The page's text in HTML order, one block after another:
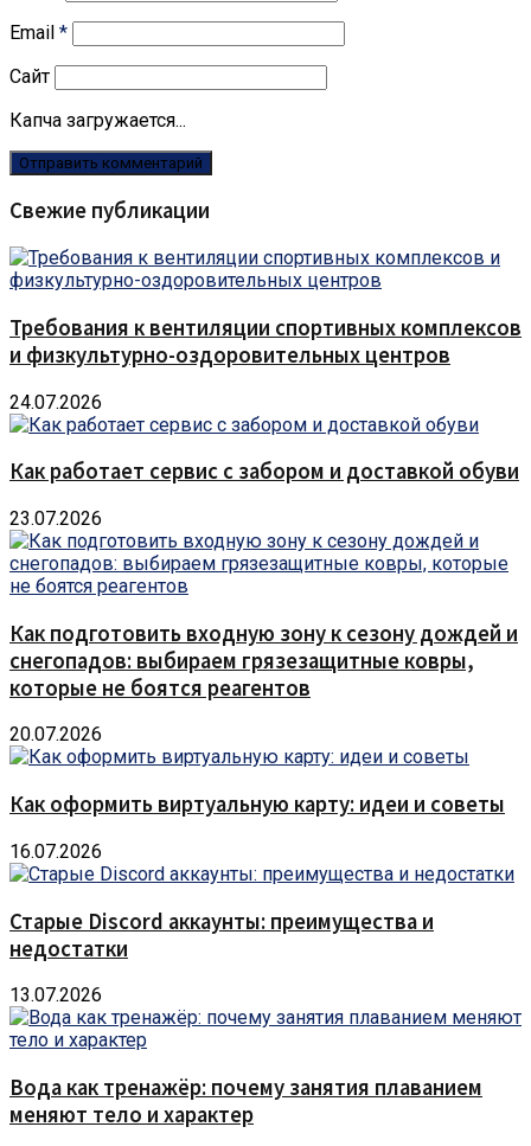
Email *
Сайт
Капча загружается...
Свежие публикации
Требования к вентиляции спортивных комплексов
и физкультурно-оздоровительных центров
24.07.2026
Как работает сервис с забором и доставкой обуви
23.07.2026
Как подготовить входную зону к сезону дождей и
снегопадов: выбираем грязезащитные ковры,
которые не боятся реагентов
20.07.2026
Как оформить виртуальную карту: идеи и советы
16.07.2026
Старые Discord аккаунты: преимущества и
недостатки
13.07.2026
Вода как тренажёр: почему занятия плаванием
меняют тело и характер